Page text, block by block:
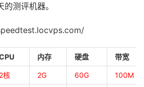
测评机器。
内存 硬盘 带宽
2核 2G 60G 100M